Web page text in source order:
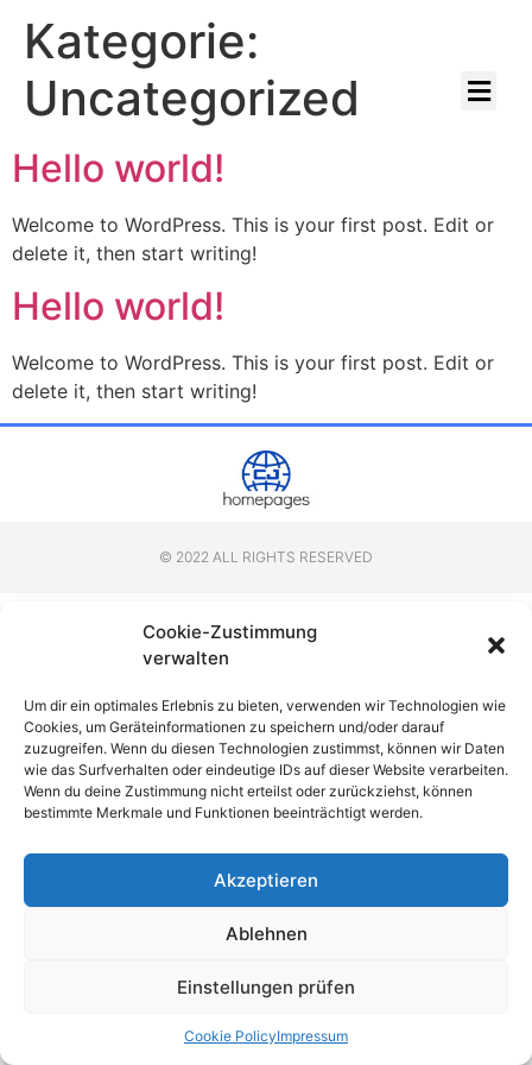
Cookie-Zustimmung
verwalten
Um dir ein optimales Erlebnis zu bieten, verwenden wir Technologien wie
Cookies, um Geräteinformationen zu speichern und/oder darauf
zuzugreifen. Wenn du diesen Technologien zustimmst, können wir Daten
wie das Surfverhalten oder eindeutige IDs auf dieser Website verarbeiten.
Wenn du deine Zustimmung nicht erteilst oder zurückziehst, können
bestimmte Merkmale und Funktionen beeinträchtigt werden.
Akzeptieren
Ablehnen
Einstellungen prüfen
Cookie PolicyImpressum
Kategorie:
Uncategorized
Hello world!
Welcome to WordPress. This is your first post. Edit or
delete it, then start writing!
Hello world!
Welcome to WordPress. This is your first post. Edit or
delete it, then start writing!
© 2022 ALL RIGHTS RESERVED​